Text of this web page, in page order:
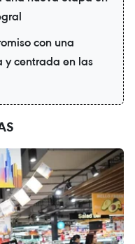
con una
y centrada en las